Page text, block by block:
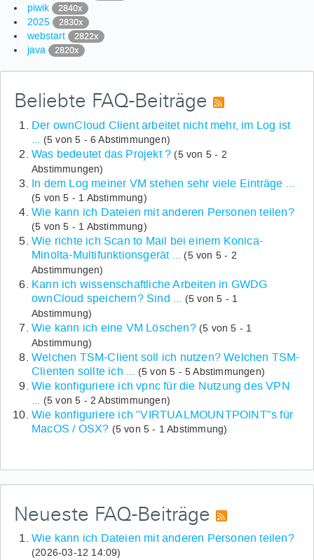
piwik 2840x
2025 2830x
webstart 2822x
java 2820x
Beliebte FAQ-Beiträge
Der ownCloud Client arbeitet nicht mehr, im Log ist
(5 von 5 - 6 Abstimmungen)
Was bedeutet das Projekt ? (5 von 5 - 2
Abstimmungen)
In dem Log meiner VM stehen sehr viele Einträge ...
(5 von 5 - 1 Abstimmung)
Wie kann ich Dateien mit anderen Personen teilen?
(5 von 5 - 1 Abstimmung)
Wie richte ich Scan to Mail bei einem Konica-
Minolta-Multifunktionsgerät ...
(5 von 5 - 2
Abstimmungen)
Kann ich wissenschaftliche Arbeiten in GWDG
ownCloud speichern? Sind ...
(5 von 5 - 1
Abstimmung)
Wie kann ich eine VM Löschen? (5 von 5 - 1
Abstimmung)
Welchen TSM-Client soll ich nutzen? Welchen TSM-
Clienten sollte ich ...
(5 von 5 - 5 Abstimmungen)
Wie konfiguriere ich vpnc für die Nutzung des VPN
(5 von 5 - 2 Abstimmungen)
Wie konfiguriere ich "VIRTUALMOUNTPOINT"s für
MacOS / OSX? (5 von 5 - 1 Abstimmung)
Neueste FAQ-Beiträge
Wie kann ich Dateien mit anderen Personen teilen?
(2026-03-12 14:09)